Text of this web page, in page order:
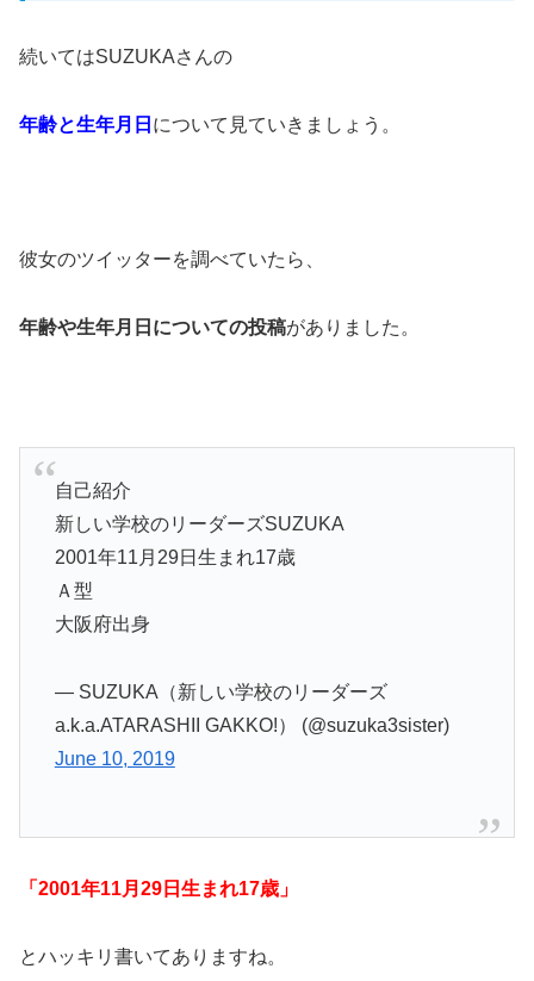
続いてはSUZUKAさんの
年齢と生年月日 について見ていきましょう。
彼女のツイッターを調べていたら、
年齢や生年月日についての投稿がありました。
自己紹介
新しい学校のリーダーズSUZUKA
2001年11月29日生まれ17歳
Ａ型
大阪府出身
— SUZUKA（新しい学校のリーダーズ
a.k.a.ATARASHII GAKKO!） (@suzuka3sister)
June 10, 2019
「 2001年11月 29 日生まれ17歳」
とハッキリ書いてありますね。